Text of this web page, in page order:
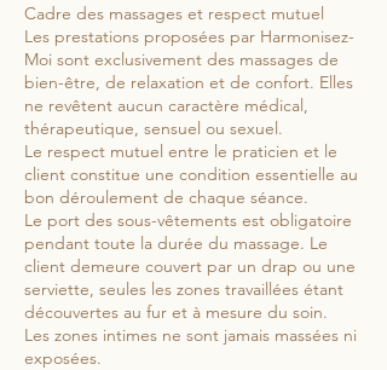
Cadre des massages et respect mutuel
Les prestations proposées par Harmonisez-
Moi sont exclusivement des massages de
bien-être, de relaxation et de confort. Elles
ne revêtent aucun caractère médical,
thérapeutique, sensuel ou sexuel.
Le respect mutuel entre le praticien et le
client constitue une condition essentielle au
bon déroulement de chaque séance.
Le port des sous-vêtements est obligatoire
pendant toute la durée du massage. Le
client demeure couvert par un drap ou une
serviette, seules les zones travaillées étant
découvertes au fur et à mesure du soin.
Les zones intimes ne sont jamais massées ni
exposées.